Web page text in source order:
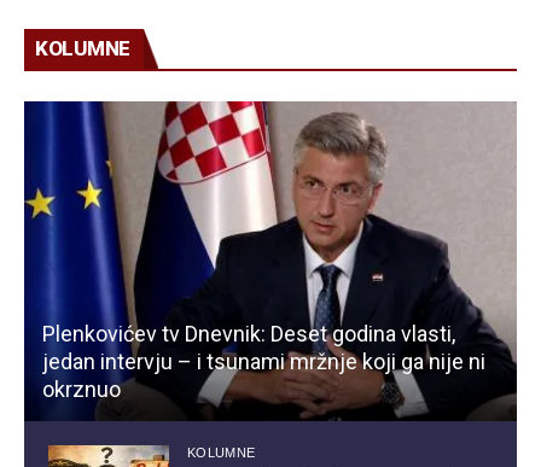
KOLUMNE
Plenkovićev tv Dnevnik: Deset godina vlasti,
jedan intervju – i tsunami mržnje koji ga nije ni
okrznuo
KOLUMNE